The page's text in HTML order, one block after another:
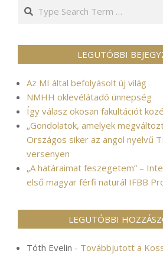
Search
LEGUTÓBBI
Az MI által befolyásolt új világ
NMHH oklevélátadó ünnepség
Így válasz okosan fakultációt
„Gondolatok, amelyek
Országos siker az angol nyelvű
versenyen
„A határaimat feszegetem” –
első magyar férfi naturál IFBB
LEGUTÓBBI
Tóth Evelin - Továbbjutott a